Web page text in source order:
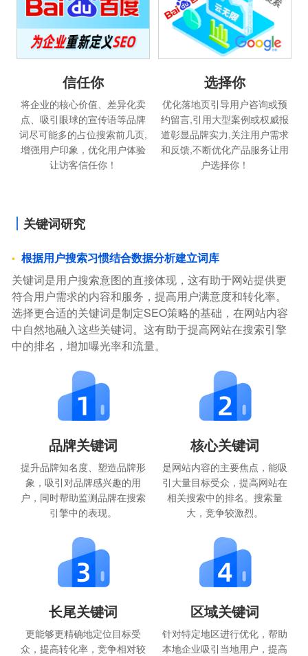
信任你
将企业的核心价值、差异化卖
点、吸引眼球的宣传语等品牌
词尽可能多的占位搜索前几页,
增强用户印象，优化用户体验
让访客信任你！
选择你
优化落地页引导用户咨询或预
约留言,引用大型案例或权威报
道彰显品牌实力,关注用户需求
和反馈,不断优化产品服务让用
户选择你！
关键词研究
根据用户搜索习惯结合数据分析建立词库
关键词是用户搜索意图的直接体现，这有助于网站提供更
符合用户需求的内容和服务，提高用户满意度和转化率。
选择更合适的关键词是制定SEO策略的基础，在网站内容
中自然地融入这些关键词。这有助于提高网站在搜索引擎
中的排名，增加曝光率和流量。
品牌关键词
提升品牌知名度、塑造品牌形
象，吸引对品牌感兴趣的用
户，同时帮助监测品牌在搜索
引擎中的表现。
核心关键词
是网站内容的主要焦点，能吸
引大量目标受众，提高网站在
相关搜索中的排名。搜索量
大，竞争较激烈。
长尾关键词
更能够更精确地定位目标受
众，提高转化率，竞争相对较
区域关键词
针对特定地区进行优化，帮助
本地企业吸引当地用户，提高